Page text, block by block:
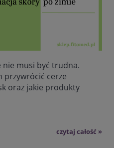
nie musi być trudna.
przywrócić cerze
oraz jakie produkty
czytaj całość »